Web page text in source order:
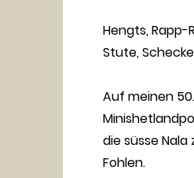
Hengts, Rapp-
Stute,
Auf meinen
die süsse
Fohlen.